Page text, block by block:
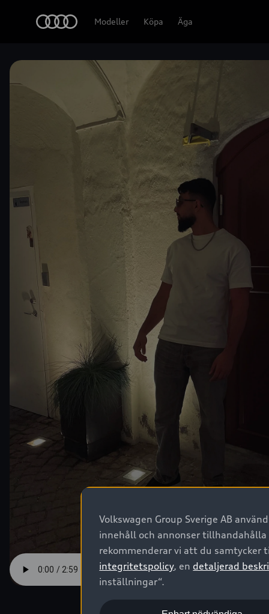
Modeller Köpa Äga
Volkswagen Group Sverige AB
innehåll och annonser
rekommenderar vi att du samtycker
integritetspolicy, en detaljerad
inställningar“.